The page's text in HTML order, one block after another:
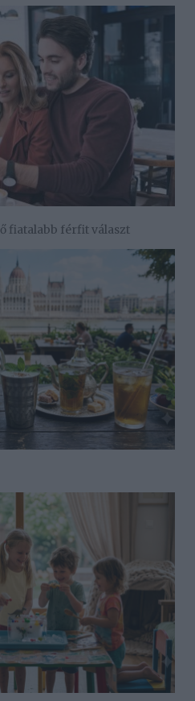
fiatalabb férfit választ